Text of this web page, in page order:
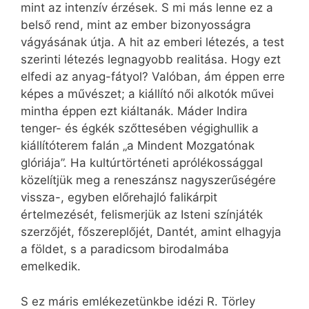
mint az intenzív érzések. S mi más lenne ez a
belső rend, mint az ember bizonyosságra
vágyásának útja. A hit az emberi létezés, a test
szerinti létezés legnagyobb realitása. Hogy ezt
elfedi az anyag-fátyol? Valóban, ám éppen erre
képes a művészet; a kiállító női alkotók művei
mintha éppen ezt kiáltanák. Máder Indira
tenger- és égkék szőttesében végighullik a
kiállítóterem falán „a Mindent Mozgatónak
glóriája”. Ha kultúrtörténeti aprólékossággal
közelítjük meg a reneszánsz nagyszerűségére
vissza-, egyben előrehajló falikárpit
értelmezését, felismerjük az Isteni színjáték
szerzőjét, főszereplőjét, Dantét, amint elhagyja
a földet, s a paradicsom birodalmába
emelkedik.
S ez máris emlékezetünkbe idézi R. Törley